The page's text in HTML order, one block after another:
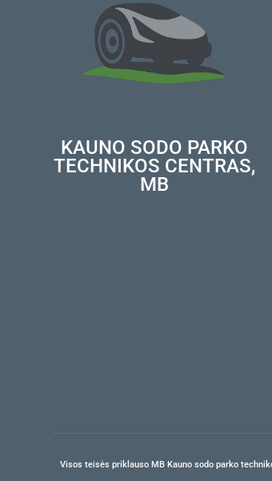
KAUNO SODO PARKO
TECHNIKOS CENTRAS,
MB
Visos teisės priklauso MB Kauno sodo parko